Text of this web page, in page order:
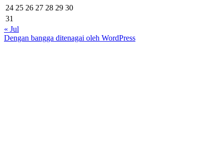
24 25 26 27 28 29 30
31
« Jul
Dengan bangga ditenagai oleh WordPress